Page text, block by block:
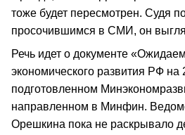
тоже будет пересмотрен. Судя
просочившимся в СМИ, он
Речь идет о документе
экономического развития РФ на
подготовленном
направленном в Минфин.
Орешкина пока не раскрывало